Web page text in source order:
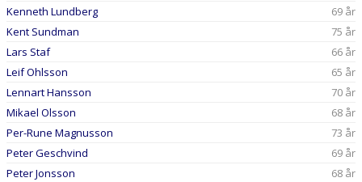
Kenneth Lundberg
69 år
Kent Sundman
75 år
Lars Staf
66 år
Leif Ohlsson
65 år
Lennart Hansson
70 år
Mikael Olsson
68 år
Per-Rune Magnusson
73 år
Peter Geschvind
69 år
Peter Jonsson
68 år